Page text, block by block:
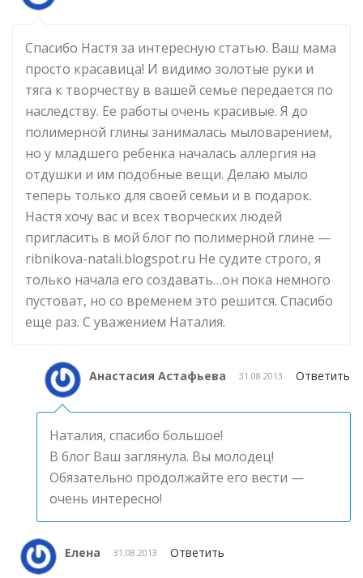
Спасибо Настя за интересную статью. Ваш мама
просто красавица! И видимо золотые руки и
тяга к творчеству в вашей семье передается по
наследству. Ее работы очень красивые. Я до
полимерной глины занималась мыловарением,
но у младшего ребенка началась аллергия на
отдушки и им подобные вещи. Делаю мыло
теперь только для своей семьи и в подарок.
Настя хочу вас и всех творческих людей
пригласить в мой блог по полимерной глине —
ribnikova-natali.blogspot.ru Не судите строго, я
только начала его создавать…он пока немного
пустоват, но со временем это решится. Спасибо
еще раз. С уважением Наталия.
Анастасия Астафьева 31.08.2013 Ответить
Наталия, спасибо большое!
В блог Ваш заглянула. Вы молодец!
Обязательно продолжайте его вести —
очень интересно!
Елена 31.08.2013 Ответить